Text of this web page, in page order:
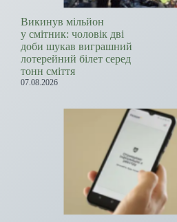
Викинув мільйон
у смітник: чоловік дві
доби шукав виграшний
лотерейний білет серед
тонн сміття
07.08.2026